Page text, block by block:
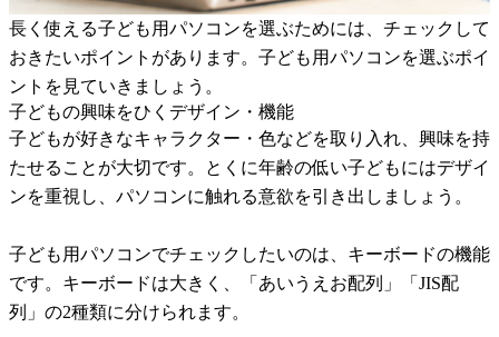
長く使える子ども用パソコンを選ぶためには、チェックして
おきたいポイントがあります。子ども用パソコンを選ぶポイ
ントを見ていきましょう。
子どもの興味をひくデザイン・機能
子どもが好きなキャラクター・色などを取り入れ、興味を持
たせることが大切です。とくに年齢の低い子どもにはデザイ
ンを重視し、パソコンに触れる意欲を引き出しましょう。
子ども用パソコンでチェックしたいのは、キーボードの機能
です。キーボードは大きく、「あいうえお配列」「JIS配
列」の2種類に分けられます。